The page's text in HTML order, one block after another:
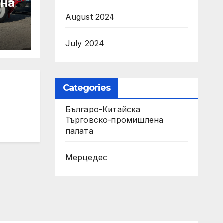
August 2024
July 2024
Categories
Българо-Китайска
Търговско-промишлена
палaта
Мерцедес